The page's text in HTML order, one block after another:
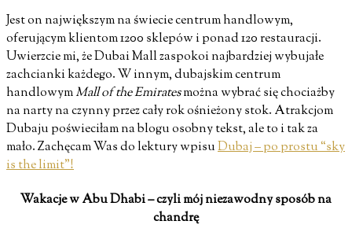
Jest on największym na świecie centrum handlowym,
oferującym klientom 1200 sklepów i ponad 120 restauracji.
Uwierzcie mi, że Dubai Mall zaspokoi najbardziej wybujałe
zachcianki każdego. W innym, dubajskim centrum
handlowymMall of the Emiratesmożna wybrać się chociażby
na narty na czynny przez cały rok ośnieżony stok. Atrakcjom
Dubaju poświeciłam na blogu osobny tekst, ale to i tak za
mało. Zachęcam Was do lektury wpisuDubaj – po prostu “sky
is the limit”!
Wakacje w Abu Dhabi – czyli mój niezawodny sposób na
chandrę